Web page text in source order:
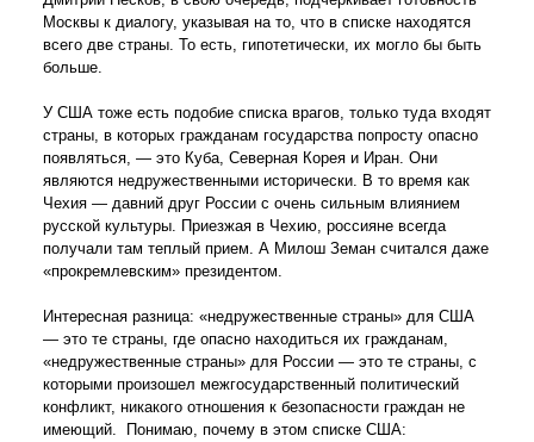
Москвы к диалогу, указывая на то, что в списке находятся
всего две страны. То есть, гипотетически, их могло бы быть
больше.
У США тоже есть подобие списка врагов, только туда входят
страны, в которых гражданам государства попросту опасно
появляться, — это Куба, Северная Корея и Иран. Они
являются недружественными исторически. В то время как
Чехия — давний друг России с очень сильным влиянием
русской культуры. Приезжая в Чехию, россияне всегда
получали там теплый прием. А Милош Земан считался даже
«прокремлевским» президентом.
Интересная разница: «недружественные страны» для США
— это те страны, где опасно находиться их гражданам,
«недружественные страны» для России — это те страны, с
которыми произошел межгосударственный политический
конфликт, никакого отношения к безопасности граждан не
имеющий. Понимаю, почему в этом списке США: